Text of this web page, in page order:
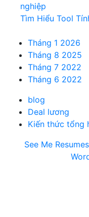
nghiệp
Tìm Hiểu Tool
See Me
Tháng 1 2026
Tháng 8 2025
Tháng 7 2022
Tháng 6 2022
blog
Deal lương
Kiến thức tổng